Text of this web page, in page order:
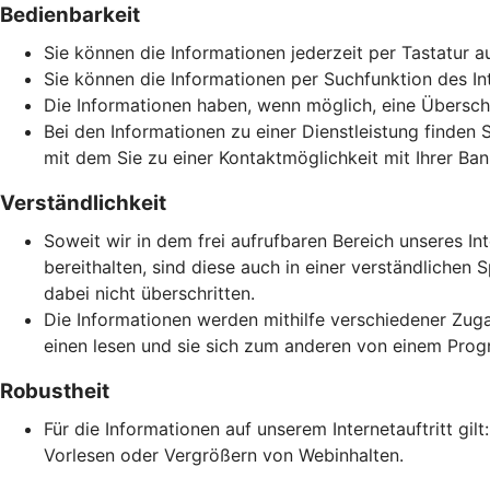
Bedienbarkeit
Sie können die Informationen jederzeit per Tastatur
Sie können die Informationen per Suchfunktion des
Die Informationen haben, wenn möglich, eine
Bei den Informationen zu einer Dienstleistung
mit dem Sie zu einer Kontaktmöglichkeit mit Ihrer
Verständlichkeit
Soweit wir in dem frei aufrufbaren Bereich unseres
bereithalten, sind diese auch in einer verständlichen
dabei nicht überschritten.
Die Informationen werden mithilfe verschiedener
einen lesen und sie sich zum anderen von einem
Robustheit
Für die Informationen auf unserem Internetauftritt
Vorlesen oder Vergrößern von Webinhalten.